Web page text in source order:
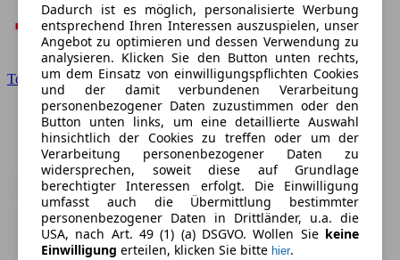
Toyota
Dadurch ist es möglich, personalisierte Werbung
entsprechend Ihren Interessen auszuspielen, unser
Angebot zu optimieren und dessen Verwendung zu
analysieren. Klicken Sie den Button unten rechts,
um dem Einsatz von einwilligungspflichten Cookies
und der damit verbundenen Verarbeitung
personenbezogener Daten zuzustimmen oder den
Button unten links, um eine detaillierte Auswahl
hinsichtlich der Cookies zu treffen oder um der
Verarbeitung personenbezogener Daten zu
widersprechen, soweit diese auf Grundlage
berechtigter Interessen erfolgt. Die Einwilligung
umfasst auch die Übermittlung bestimmter
personenbezogener Daten in Drittländer, u.a. die
USA, nach Art. 49 (1) (a) DSGVO. Wollen Sie keine
Einwilligung erteilen, klicken Sie bitte hier.